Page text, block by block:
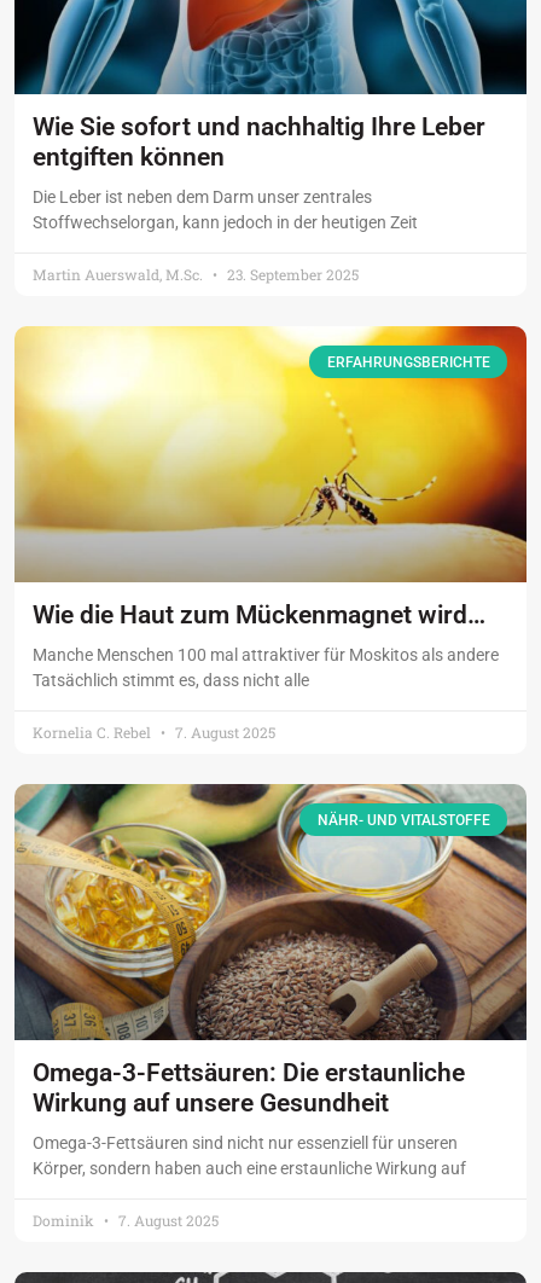
Wie Sie sofort und nachhaltig Ihre Leber
entgiften können
Die Leber ist neben dem Darm unser zentrales
Stoffwechselorgan, kann jedoch in der heutigen Zeit
Martin Auerswald, M.Sc. 23. September 2025
ERFAHRUNGSBERICHTE
Wie die Haut zum Mückenmagnet wird…
Manche Menschen 100 mal attraktiver für Moskitos als andere
Tatsächlich stimmt es, dass nicht alle
Kornelia C. Rebel 7. August 2025
NÄHR- UND VITALSTOFFE
Omega-3-Fettsäuren: Die erstaunliche
Wirkung auf unsere Gesundheit
Omega-3-Fettsäuren sind nicht nur essenziell für unseren
Körper, sondern haben auch eine erstaunliche Wirkung auf
Dominik 7. August 2025